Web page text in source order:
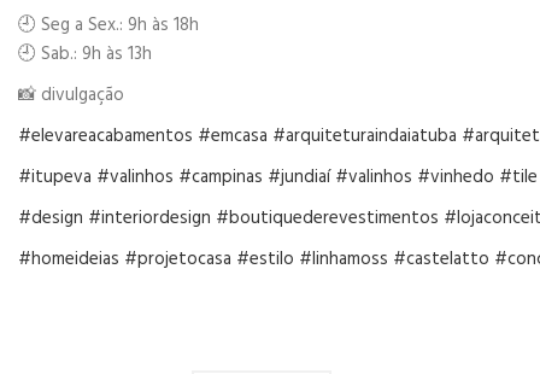
🕘 Seg a Sex.: 9h às 18h
🕘 Sab.: 9h às 13h
📸 divulgação
#elevareacabamentos #emcasa #arquiteturaindaiatuba
#itupeva #valinhos #campinas #jundiaí #valinhos #vinhedo #tile
#design #interiordesign #boutiquederevestimentos
#homeideias #projetocasa #estilo #linhamoss #castelatto